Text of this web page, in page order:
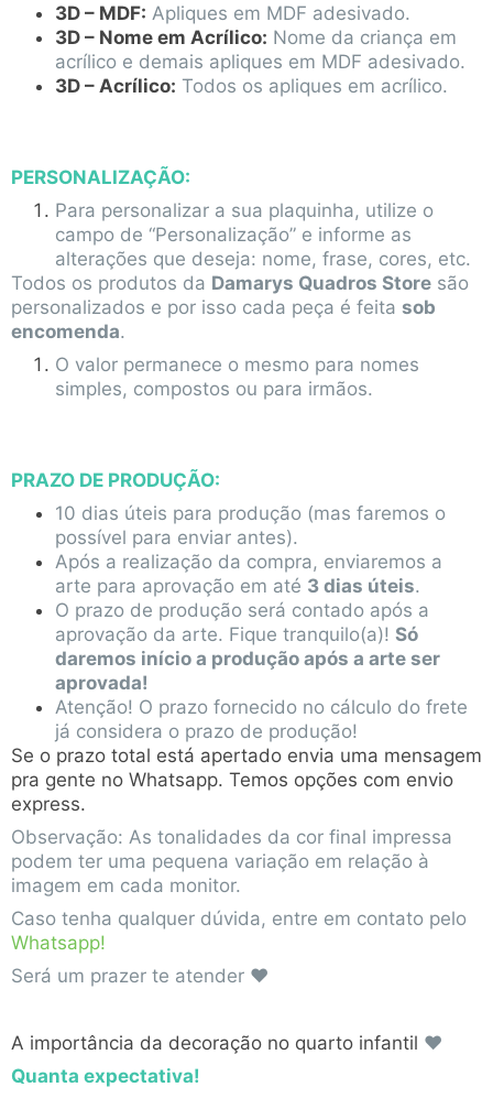
3D – MDF: Apliques em MDF adesivado.
3D – Nome em Acrílico: Nome da criança em
acrílico e demais apliques em MDF adesivado.
3D – Acrílico: Todos os apliques em acrílico.
PERSONALIZAÇÃO:
Para personalizar a sua plaquinha, utilize o
campo de “Personalização” e informe as
alterações que deseja: nome, frase, cores, etc.
Todos os produtos da Damarys Quadros Store são
personalizados e por isso cada peça é feita sob
encomenda.
O valor permanece o mesmo para nomes
simples, compostos ou para irmãos.
PRAZO DE PRODUÇÃO:
10 dias úteis para produção (mas faremos o
possível para enviar antes).
Após a realização da compra, enviaremos a
arte para aprovação em até 3 dias úteis.
O prazo de produção será contado após a
aprovação da arte. Fique tranquilo(a)! Só
daremos início a produção após a arte ser
aprovada!
Atenção! O prazo fornecido no cálculo do frete
já considera o prazo de produção!
Se o prazo total está apertado envia uma mensagem
pra gente no Whatsapp. Temos opções com envio
express.
Observação: As tonalidades da cor final impressa
podem ter uma pequena variação em relação à
imagem em cada monitor.
Caso tenha qualquer dúvida, entre em contato pelo
Whatsapp!
Será um prazer te atender ♥
A importância da decoração no quarto infantil ♥
Quanta expectativa!